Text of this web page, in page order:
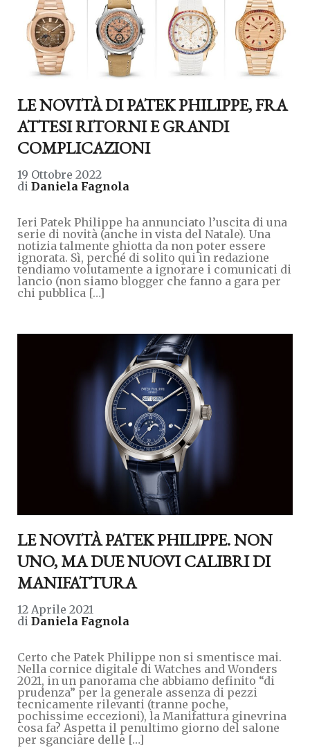
LE NOVITÀ DI PATEK PHILIPPE, FRA
ATTESI RITORNI E GRANDI
COMPLICAZIONI
19 Ottobre 2022
di Daniela Fagnola
Ieri Patek Philippe ha annunciato l’uscita di una
serie di novità (anche in vista del Natale). Una
notizia talmente ghiotta da non poter essere
ignorata. Sì, perché di solito qui in redazione
tendiamo volutamente a ignorare i comunicati di
lancio (non siamo blogger che fanno a gara per
chi pubblica […]
LE NOVITÀ PATEK PHILIPPE. NON
UNO, MA DUE NUOVI CALIBRI DI
MANIFATTURA
12 Aprile 2021
di Daniela Fagnola
Certo che Patek Philippe non si smentisce mai.
Nella cornice digitale di Watches and Wonders
2021, in un panorama che abbiamo definito “di
prudenza” per la generale assenza di pezzi
tecnicamente rilevanti (tranne poche,
pochissime eccezioni), la Manifattura ginevrina
cosa fa? Aspetta il penultimo giorno del salone
per sganciare delle […]